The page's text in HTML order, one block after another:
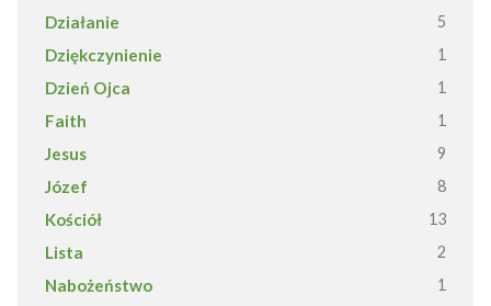
Działanie 5
Dziękczynienie 1
Dzień Ojca 1
Faith 1
Jesus 9
Józef 8
Kościół 13
Lista 2
Nabożeństwo 1